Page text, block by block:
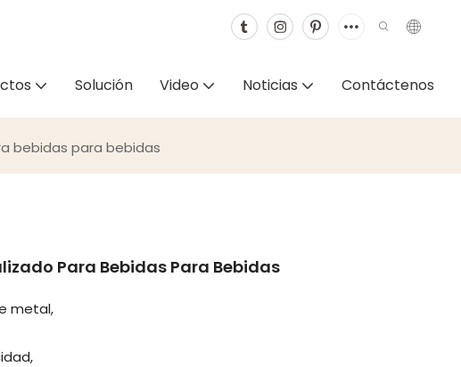
Solución Video Noticias Contáctenos
bebidas para bebidas
Para Bebidas Para Bebidas
metal,